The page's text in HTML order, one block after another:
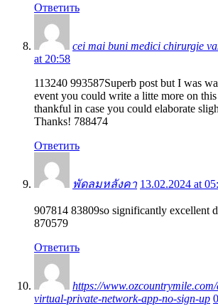
Ответить
cei mai buni medici chirurgie
at 20:58
113240 993587Superb post but I was
event you could write a litte more on
thankful in case you could elaborate
Thanks! 788474
Ответить
พัดลมหลังคา 13.02.2024 at
907814 83809so significantly excellent
870579
Ответить
https://
virtual-private-network-app-no-sign-up